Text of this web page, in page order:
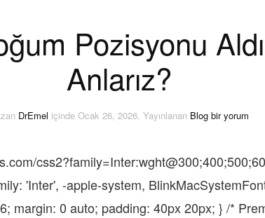
Pozisyonu
Anlarız?
DrEmel içinde Ocak 26, 2026. Yayınlanan Blog Bebeğin
Nasıl
Anlarız?
için
bir yorum
'Inter', -apple-system,
margin: 0 auto; padding: 40px 20px; } /*